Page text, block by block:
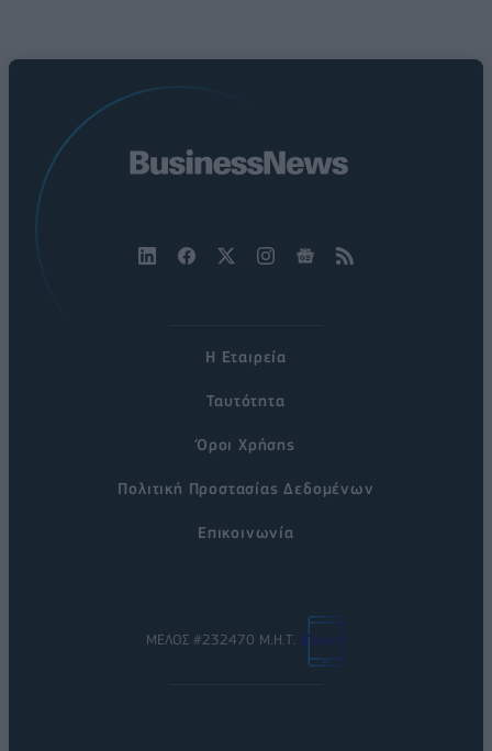
Η Εταιρεία
Ταυτότητα
Όροι Χρήσης
Πολιτική Προστασίας Δεδομένων
Επικοινωνία
ΜΕΛΟΣ #232470 Μ.Η.Τ.